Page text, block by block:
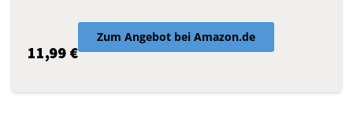
11,99 €
Zum Angebot bei Amazon.de